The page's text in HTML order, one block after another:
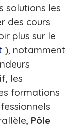
solutions les
des cours
plus sur le
), notamment
les
formations
Pôle